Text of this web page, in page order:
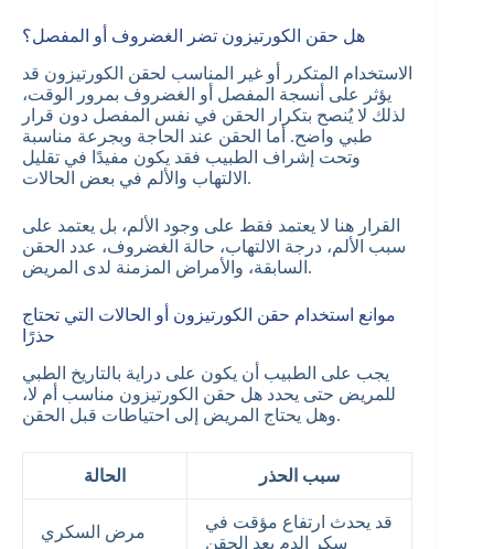
هل حقن الكورتيزون تضر الغضروف أو المفصل؟
الاستخدام المتكرر أو غير المناسب لحقن الكورتيزون قد
يؤثر على أنسجة المفصل أو الغضروف بمرور الوقت،
لذلك لا يُنصح بتكرار الحقن في نفس المفصل دون قرار
طبي واضح. أما الحقن عند الحاجة وبجرعة مناسبة
وتحت إشراف الطبيب فقد يكون مفيدًا في تقليل
الالتهاب والألم في بعض الحالات.
القرار هنا لا يعتمد فقط على وجود الألم، بل يعتمد على
سبب الألم، درجة الالتهاب، حالة الغضروف، عدد الحقن
السابقة، والأمراض المزمنة لدى المريض.
موانع استخدام حقن الكورتيزون أو الحالات التي تحتاج
حذرًا
يجب على الطبيب أن يكون على دراية بالتاريخ الطبي
للمريض حتى يحدد هل حقن الكورتيزون مناسب أم لا،
وهل يحتاج المريض إلى احتياطات قبل الحقن.
الحالة سبب الحذر
مرض السكري
قد يحدث ارتفاع مؤقت في
سكر الدم بعد الحقن